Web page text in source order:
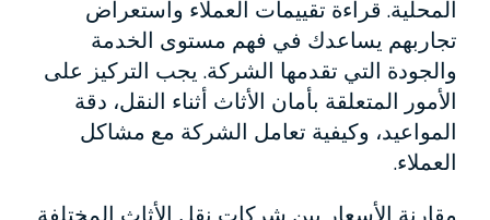
المحلية. قراءة تقييمات العملاء واستعراض
تجاربهم يساعدك في فهم مستوى الخدمة
والجودة التي تقدمها الشركة. يجب التركيز على
الأمور المتعلقة بأمان الأثاث أثناء النقل، دقة
المواعيد، وكيفية تعامل الشركة مع مشاكل
العملاء.
مقارنة الأسعار بين شركات نقل الأثاث المختلفة